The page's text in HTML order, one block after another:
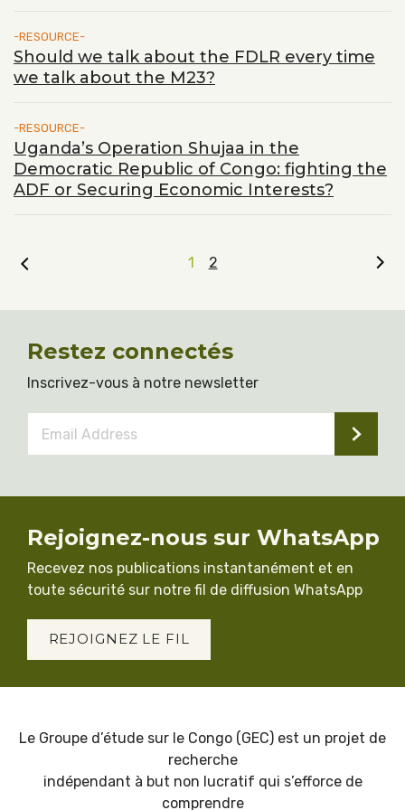
RESOURCE
Should we talk about the FDLR every time
we talk about the M23?
RESOURCE
Uganda’s Operation Shujaa in the
Democratic Republic of Congo: fighting the
ADF or Securing Economic Interests?
1 2
Restez connectés
Inscrivez-vous à notre newsletter
Address *
Rejoignez-nous sur WhatsApp
Recevez nos publications instantanément et en
toute sécurité sur notre fil de diffusion WhatsApp
REJOIGNEZ LE FIL
Le Groupe d’étude sur le Congo (GEC) est un projet de
recherche
indépendant à but non lucratif qui s’efforce de
comprendre